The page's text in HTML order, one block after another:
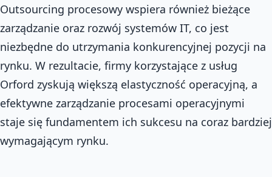
Outsourcing procesowy wspiera również bieżące
zarządzanie oraz rozwój systemów IT, co jest
niezbędne do utrzymania konkurencyjnej pozycji na
rynku. W rezultacie, firmy korzystające z usług
Orford zyskują większą elastyczność operacyjną, a
efektywne zarządzanie procesami operacyjnymi
staje się fundamentem ich sukcesu na coraz bardziej
wymagającym rynku.